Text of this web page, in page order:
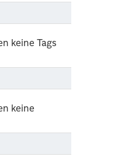
keine Tags
keine